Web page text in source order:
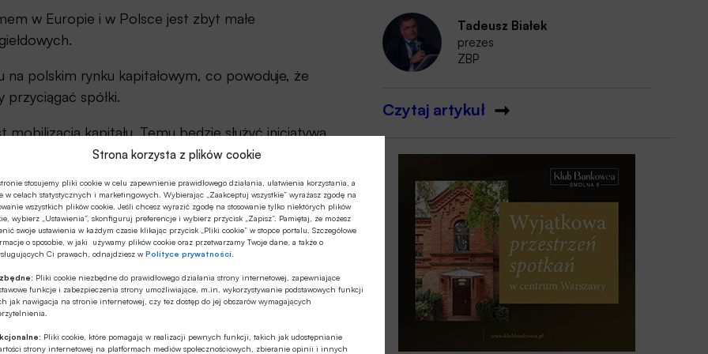
Strona korzysta z plików cookie
stosujemy pliki cookie w celu zapewnienie prawidłowego działania, ułatwienia korzystania, a
w celach statystycznych i marketingowych. Wybierając „Zaakceptuj wszystkie” wyrażasz zgodę na
wszystkich plików cookie. Jeśli chcesz wyrazić zgodę na stosowanie tylko niektórych plików
wybierz „Ustawienia”, skonfiguruj preferencje i wybierz przycisk „Zapisz”. Pamiętaj, że możesz
swoje ustawienia w każdym czasie klikając przycisk „Pliki cookie” w stopce portalu. Szczegółowe
o sposobie, w jaki używamy plików cookie oraz przetwarzamy Twoje dane, a także o
Ci prawach, odnajdziesz wPolityce prywatności
Pliki cookie niezbędne do prawidłowego działania strony internetowej, zapewniające
funkcje i zabezpieczenia strony umożliwiające, m.in. wykorzystywanie podstawowych funkcji
jak nawigacja na stronie internetowej, czy tez dostęp do jej obszarów wymagających
Pliki cookie, które pomagają w realizacji pewnych funkcji, takich jak udostępnianie
strony internetowej na platformach mediów społecznościowych, zbieranie opinii i innych
w Europie i w Polsce jest zbyt małe
na polskim rynku kapitałowym, co powoduje, że
przyciągać spółki.
kapitału. Temu będzie służyć inicjatywa
w Warszawie
GPW
Na przykład liczba ETF-ów na GPW już
Tadeusz Białek
prezes
ZBP
Czytaj artykuł